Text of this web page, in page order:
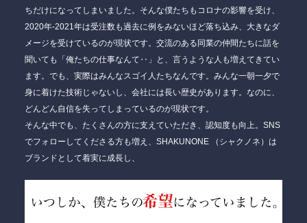
ちだけになってしまいました。そんな僕たちもコロナの影響を受け、
2020年-2021年は受注数も過去に例をみないほど落ち込み、大きなダ
メージを受けているのが現状です。交流のある同業の仲間たちに話を
聞いても「俺たちの仕事なんて‥」と、言うような人も増えてきてい
ます。 でも、実際はみんなスゴイ人たちなんです。 みんな一朝一夕で
身に着けた技術じゃないし、会社には長い歴史があります。なのに、
どんどん自信を失ってしまっているのが現状です。
そんな中でも、たくさんの方に支えていただき、認知度も向上。SNS
でフォローしてくださる方も増え、 SHAKUNONE（シャクノネ）は
ブランドとして着実に成長し、